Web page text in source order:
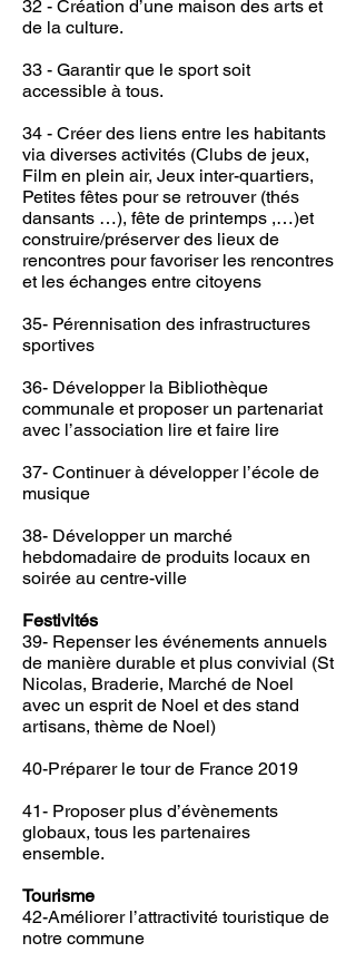
32 - Création d’une maison des arts et
de la culture.
33 - Garantir que le sport soit
accessible à tous.
34 - Créer des liens entre les habitants
via diverses activités (Clubs de jeux,
Film en plein air, Jeux inter-quartiers,
Petites fêtes pour se retrouver (thés
dansants …), fête de printemps ,…)et
construire/préserver des lieux de
rencontres pour favoriser les rencontres
et les échanges entre citoyens
35- Pérennisation des infrastructures
sportives
36- Développer la Bibliothèque
communale et proposer un partenariat
avec l’association lire et faire lire
37- Continuer à développer l’école de
musique
38- Développer un marché
hebdomadaire de produits locaux en
soirée au centre-ville
Festivités
39- Repenser les événements annuels
de manière durable et plus convivial (St
Nicolas, Braderie, Marché de Noel
avec un esprit de Noel et des stand
artisans, thème de Noel)
40-Préparer le tour de France 2019
41- Proposer plus d’évènements
globaux, tous les partenaires
ensemble.
Tourisme
42-Améliorer l’attractivité touristique de
notre commune